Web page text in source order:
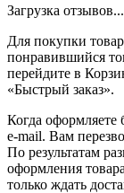
Загрузка отзывов...
Для покупки
понравившийся
перейдите в
«Быстрый заказ».
Когда
e-mail. Вам
По результатам
оформления
только ждать